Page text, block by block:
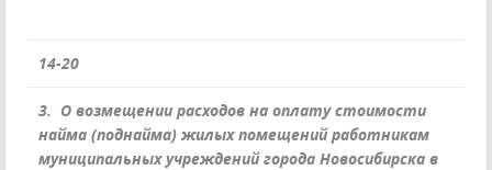
14-20
3. О возмещении расходов на оплату стоимости
найма (поднайма) жилых помещений работникам
муниципальных учреждений города Новосибирска в